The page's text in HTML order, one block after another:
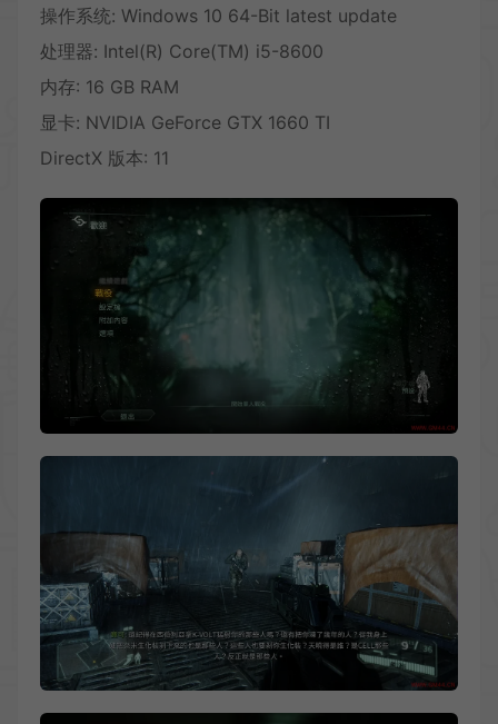
操作系统: Windows 10 64-Bit latest update
处理器: Intel(R) Core(TM) i5-8600
内存: 16 GB RAM
显卡: NVIDIA GeForce GTX 1660 TI
DirectX 版本: 11